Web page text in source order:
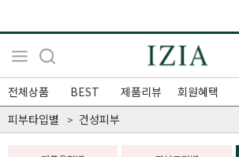
전체상품 BEST 제품리뷰 회원혜택
피부타입별
건성피부